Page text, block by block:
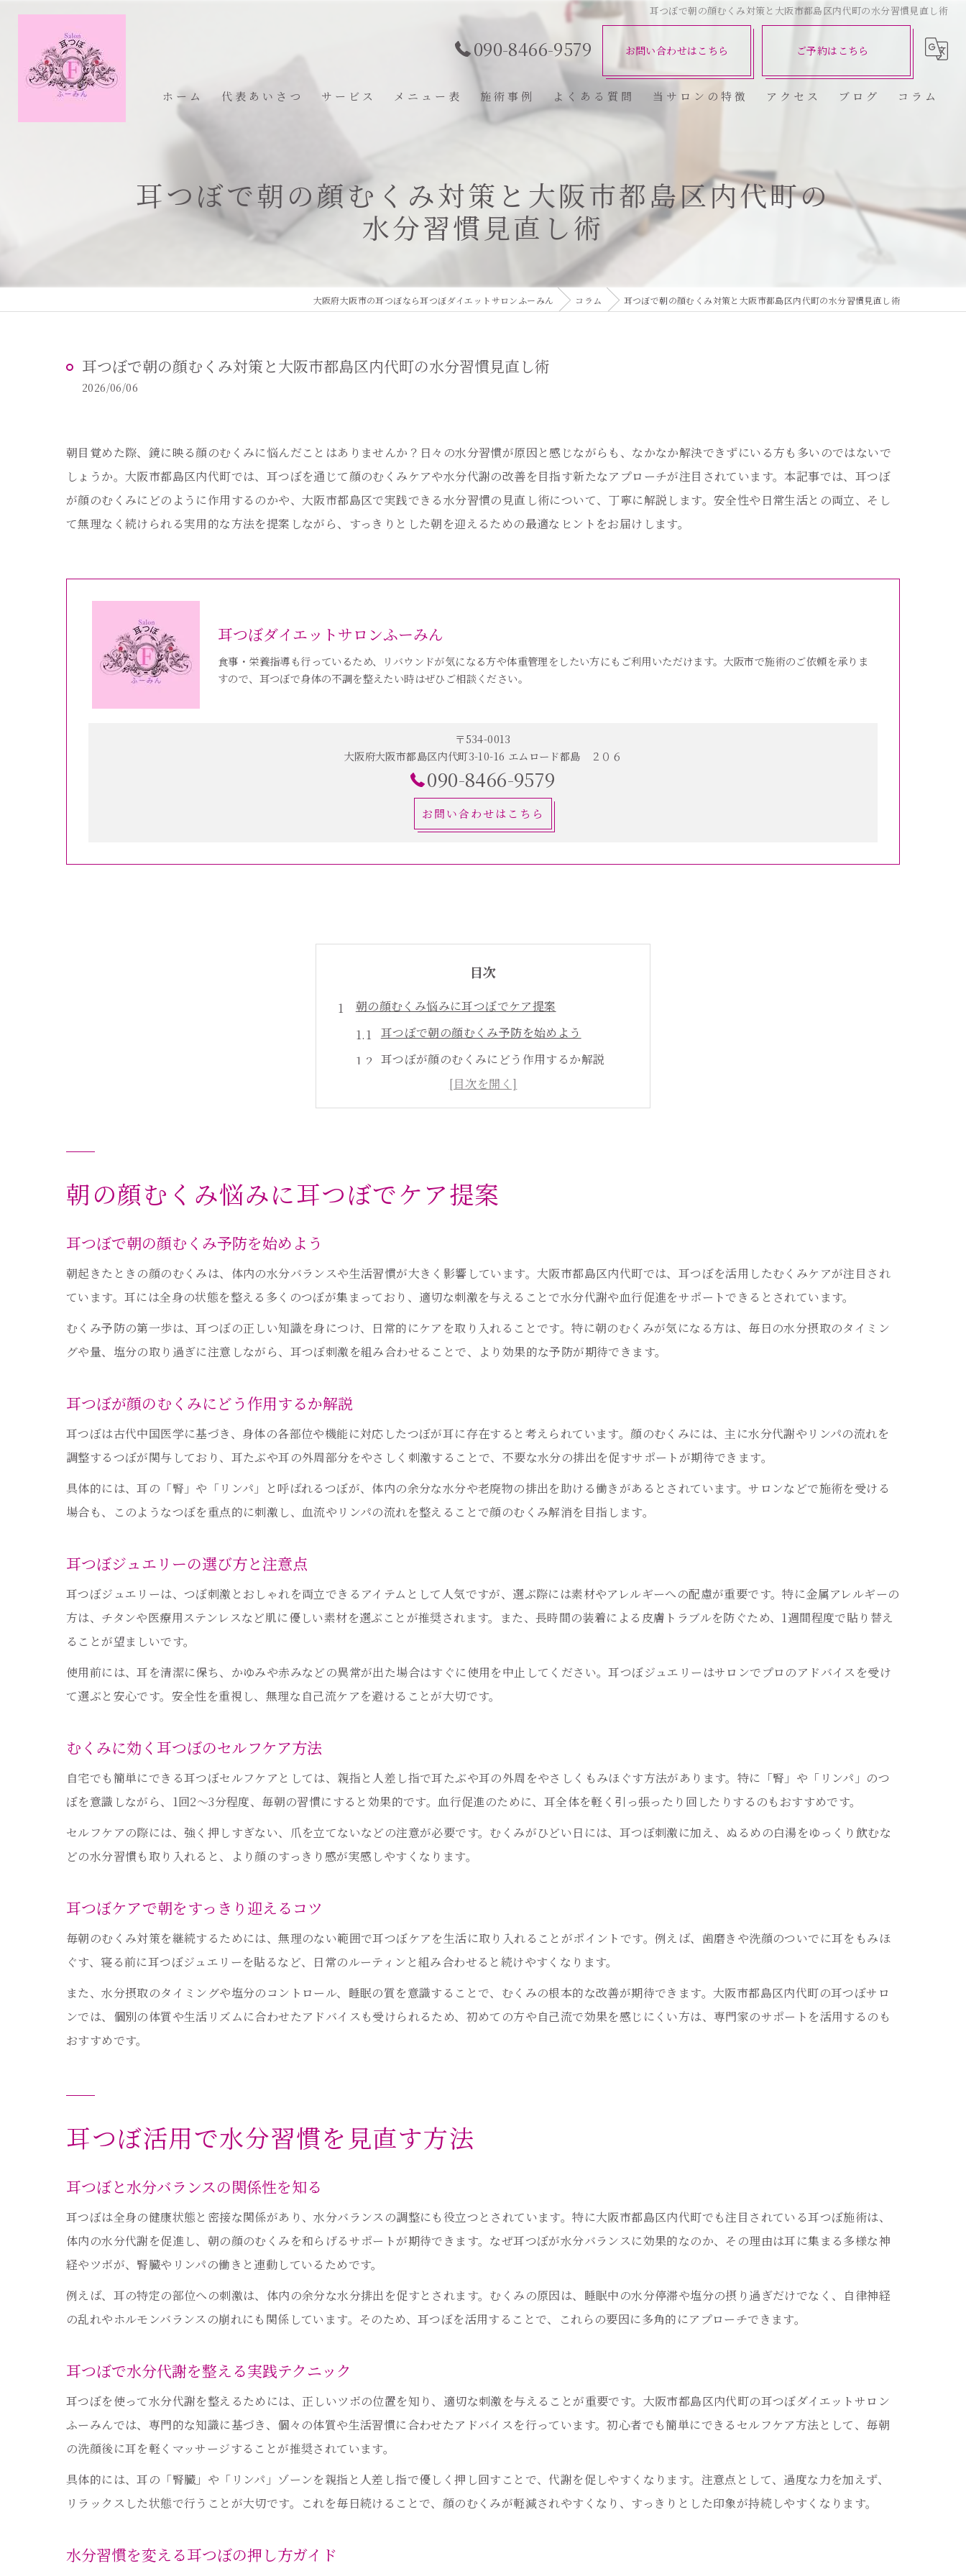
耳つぼで朝の顔むくみ対策と大阪市都島区内代町の水分習慣見直し術
090-8466-9579 お問い合わせはこちら ご予約はこちら
ホーム 代表あいさつ サービス メニュー表 施術事例 よくある質問 当サロンの特徴
健康
美容エステ
アクセス ブログ コラム
耳つぼで朝の顔むくみ対策と大阪市都島区内代町の
水分習慣見直し術
大阪府大阪市の耳つぼなら耳つぼダイエットサロンふーみん コラム 耳つぼで朝の顔むくみ対策と大阪市都島区内代町の水分習慣見直し術
耳つぼで朝の顔むくみ対策と大阪市都島区内代町の水分習慣見直し術
2026/06/06
朝目覚めた際、鏡に映る顔のむくみに悩んだことはありませんか？日々の水分習慣が原因と感じながらも、なかなか解決できずにいる方も多いのではないで
しょうか。大阪市都島区内代町では、耳つぼを通じて顔のむくみケアや水分代謝の改善を目指す新たなアプローチが注目されています。本記事では、耳つぼ
が顔のむくみにどのように作用するのかや、大阪市都島区で実践できる水分習慣の見直し術について、丁寧に解説します。安全性や日常生活との両立、そし
て無理なく続けられる実用的な方法を提案しながら、すっきりとした朝を迎えるための最適なヒントをお届けします。
耳つぼダイエットサロンふーみん
食事・栄養指導も行っているため、リバウンドが気になる方や体重管理をしたい方にもご利用いただけます。大阪市で施術のご依頼を承りま
すので、耳つぼで身体の不調を整えたい時はぜひご相談ください。
〒534-0013
大阪府大阪市都島区内代町3-10-16 エムロード都島 ２０６
090-8466-9579
お問い合わせはこちら
目次
朝の顔むくみ悩みに耳つぼでケア提案
耳つぼで朝の顔むくみ予防を始めよう
耳つぼが顔のむくみにどう作用するか解説
耳つぼジュエリーの選び方と注意点
むくみに効く耳つぼのセルフケア方法
耳つぼと水分バランスの関係性を知る
顔むくみに悩む方必見の耳つぼ活用術
耳つぼで日常の水分補給を見直すポイント
耳つぼジュエリーの安全性と実践体験
耳つぼジュエリーの安全な使い方と注意点
耳つぼジュエリーで肌トラブルを避ける方法
耳つぼケア初心者が気を付けるべきこと
むくみ改善へ導く耳つぼセルフケア術
耳つぼセルフケアでむくみ予防を実践しよう
耳つぼセルフケアを習慣にする方法
耳つぼダイエットも取り入れたむくみケア
耳つぼと水分習慣で健康的な毎日を目指す
水分代謝アップに役立つ耳つぼポイント紹介
続けやすい水分補給と耳つぼのコツ
安心して始める耳つぼケアのポイント
耳つぼケアを安全に始めるための基礎知識
失敗しない耳つぼのセルフケア注意事項
耳つぼダイエットに挑戦する前の確認事項
朝の顔むくみ悩みに耳つぼでケア提案
耳つぼで朝の顔むくみ予防を始めよう
朝起きたときの顔のむくみは、体内の水分バランスや生活習慣が大きく影響しています。大阪市都島区内代町では、耳つぼを活用したむくみケアが注目され
ています。耳には全身の状態を整える多くのつぼが集まっており、適切な刺激を与えることで水分代謝や血行促進をサポートできるとされています。
むくみ予防の第一歩は、耳つぼの正しい知識を身につけ、日常的にケアを取り入れることです。特に朝のむくみが気になる方は、毎日の水分摂取のタイミン
グや量、塩分の取り過ぎに注意しながら、耳つぼ刺激を組み合わせることで、より効果的な予防が期待できます。
耳つぼが顔のむくみにどう作用するか解説
耳つぼは古代中国医学に基づき、身体の各部位や機能に対応したつぼが耳に存在すると考えられています。顔のむくみには、主に水分代謝やリンパの流れを
調整するつぼが関与しており、耳たぶや耳の外周部分をやさしく刺激することで、不要な水分の排出を促すサポートが期待できます。
具体的には、耳の「腎」や「リンパ」と呼ばれるつぼが、体内の余分な水分や老廃物の排出を助ける働きがあるとされています。サロンなどで施術を受ける
場合も、このようなつぼを重点的に刺激し、血流やリンパの流れを整えることで顔のむくみ解消を目指します。
耳つぼジュエリーの選び方と注意点
耳つぼジュエリーは、つぼ刺激とおしゃれを両立できるアイテムとして人気ですが、選ぶ際には素材やアレルギーへの配慮が重要です。特に金属アレルギーの
方は、チタンや医療用ステンレスなど肌に優しい素材を選ぶことが推奨されます。また、長時間の装着による皮膚トラブルを防ぐため、1週間程度で貼り替え
ることが望ましいです。
使用前には、耳を清潔に保ち、かゆみや赤みなどの異常が出た場合はすぐに使用を中止してください。耳つぼジュエリーはサロンでプロのアドバイスを受け
て選ぶと安心です。安全性を重視し、無理な自己流ケアを避けることが大切です。
むくみに効く耳つぼのセルフケア方法
自宅でも簡単にできる耳つぼセルフケアとしては、親指と人差し指で耳たぶや耳の外周をやさしくもみほぐす方法があります。特に「腎」や「リンパ」のつ
ぼを意識しながら、1回2〜3分程度、毎朝の習慣にすると効果的です。血行促進のために、耳全体を軽く引っ張ったり回したりするのもおすすめです。
セルフケアの際には、強く押しすぎない、爪を立てないなどの注意が必要です。むくみがひどい日には、耳つぼ刺激に加え、ぬるめの白湯をゆっくり飲むな
どの水分習慣も取り入れると、より顔のすっきり感が実感しやすくなります。
耳つぼケアで朝をすっきり迎えるコツ
毎朝のむくみ対策を継続するためには、無理のない範囲で耳つぼケアを生活に取り入れることがポイントです。例えば、歯磨きや洗顔のついでに耳をもみほ
ぐす、寝る前に耳つぼジュエリーを貼るなど、日常のルーティンと組み合わせると続けやすくなります。
また、水分摂取のタイミングや塩分のコントロール、睡眠の質を意識することで、むくみの根本的な改善が期待できます。大阪市都島区内代町の耳つぼサロ
ンでは、個別の体質や生活リズムに合わせたアドバイスも受けられるため、初めての方や自己流で効果を感じにくい方は、専門家のサポートを活用するのも
おすすめです。
耳つぼ活用で水分習慣を見直す方法
耳つぼと水分バランスの関係性を知る
耳つぼは全身の健康状態と密接な関係があり、水分バランスの調整にも役立つとされています。特に大阪市都島区内代町でも注目されている耳つぼ施術は、
体内の水分代謝を促進し、朝の顔のむくみを和らげるサポートが期待できます。なぜ耳つぼが水分バランスに効果的なのか、その理由は耳に集まる多様な神
経やツボが、腎臓やリンパの働きと連動しているためです。
例えば、耳の特定の部位への刺激は、体内の余分な水分排出を促すとされます。むくみの原因は、睡眠中の水分停滞や塩分の摂り過ぎだけでなく、自律神経
の乱れやホルモンバランスの崩れにも関係しています。そのため、耳つぼを活用することで、これらの要因に多角的にアプローチできます。
耳つぼで水分代謝を整える実践テクニック
耳つぼを使って水分代謝を整えるためには、正しいツボの位置を知り、適切な刺激を与えることが重要です。大阪市都島区内代町の耳つぼダイエットサロン
ふーみんでは、専門的な知識に基づき、個々の体質や生活習慣に合わせたアドバイスを行っています。初心者でも簡単にできるセルフケア方法として、毎朝
の洗顔後に耳を軽くマッサージすることが推奨されています。
具体的には、耳の「腎臓」や「リンパ」ゾーンを親指と人差し指で優しく押し回すことで、代謝を促しやすくなります。注意点として、過度な力を加えず、
リラックスした状態で行うことが大切です。これを毎日続けることで、顔のむくみが軽減されやすくなり、すっきりとした印象が持続しやすくなります。
水分習慣を変える耳つぼの押し方ガイド
ご予約はこちら
ご予約はこちら